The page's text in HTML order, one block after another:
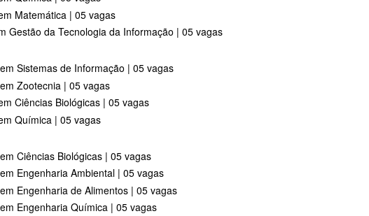
Matemática | 05 vagas
Gestão da Tecnologia da Informação | 05 vagas
Sistemas de Informação | 05 vagas
Zootecnia | 05 vagas
Ciências Biológicas | 05 vagas
Química | 05 vagas
Ciências Biológicas | 05 vagas
Engenharia Ambiental | 05 vagas
Engenharia de Alimentos | 05 vagas
Engenharia Química | 05 vagas